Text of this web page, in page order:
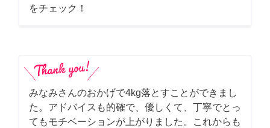
をチェック！
みなみさんのおかげで4kg落とすことができまし
た。アドバイスも的確で、優しくて、丁寧でとっ
てもモチベーションが上がりました。これからも